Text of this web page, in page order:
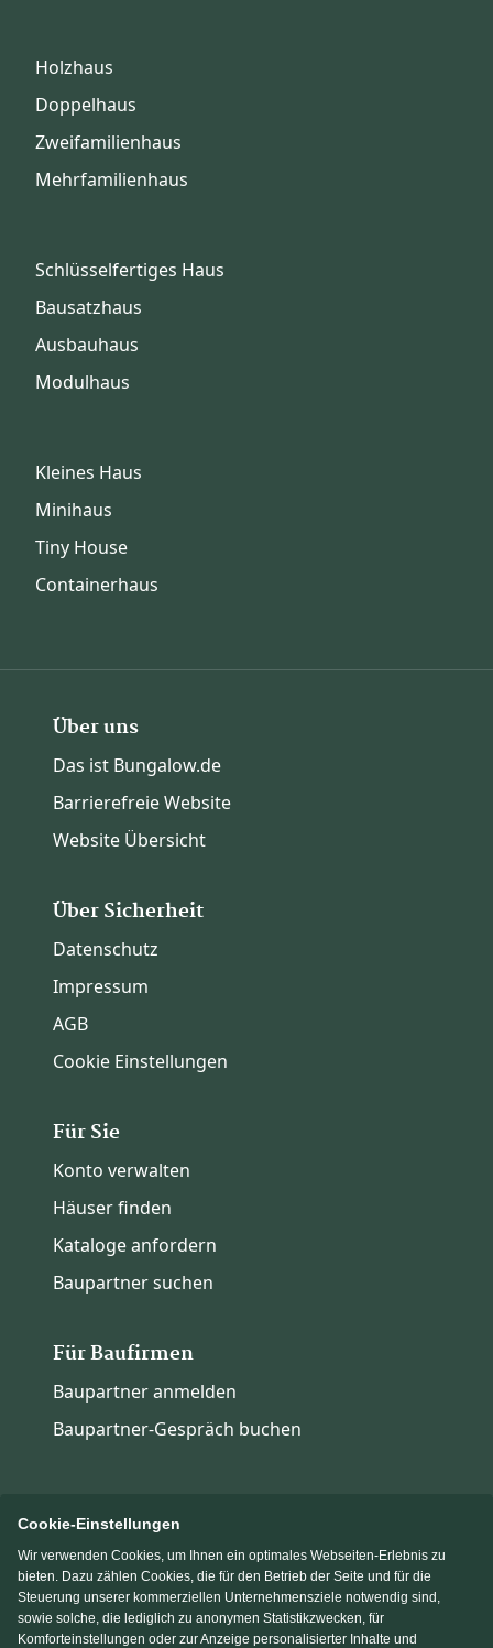
Holzhaus
Doppelhaus
Zweifamilienhaus
Mehrfamilienhaus
Schlüsselfertiges Haus
Bausatzhaus
Ausbauhaus
Modulhaus
Kleines Haus
Minihaus
Tiny House
Containerhaus
Über uns
Das ist Bungalow.de
Barrierefreie Website
Website Übersicht
Über Sicherheit
Datenschutz
Impressum
AGB
Cookie Einstellungen
Für Sie
Konto verwalten
Häuser finden
Kataloge anfordern
Baupartner suchen
Für Baufirmen
Baupartner anmelden
Baupartner-Gespräch buchen
Immowelt.de Bauen.de
Massivhaus.de Fertighaus.de
Cookie-Einstellungen
Wir verwenden Cookies, um Ihnen ein optimales Webseiten-Erlebnis zu
bieten. Dazu zählen Cookies, die für den Betrieb der Seite und für die
Steuerung unserer kommerziellen Unternehmensziele notwendig sind,
sowie solche, die lediglich zu anonymen Statistikzwecken, für
Komforteinstellungen oder zur Anzeige personalisierter Inhalte und